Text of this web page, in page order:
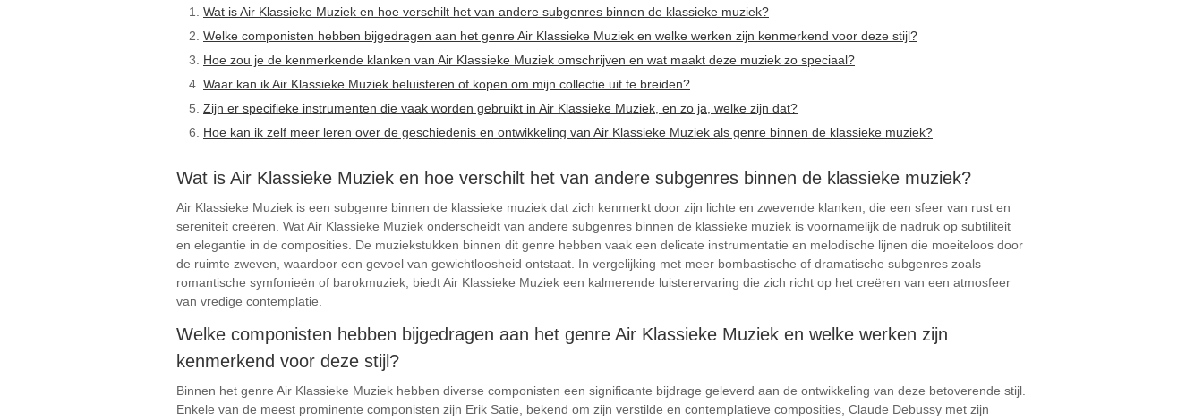
Wat is Air Klassieke Muziek en hoe verschilt het van andere subgenres binnen de klassieke muziek?
Welke componisten hebben bijgedragen aan het genre Air Klassieke Muziek en welke werken zijn kenmerkend voor deze stijl?
Hoe zou je de kenmerkende klanken van Air Klassieke Muziek omschrijven en wat maakt deze muziek zo speciaal?
Waar kan ik Air Klassieke Muziek beluisteren of kopen om mijn collectie uit te breiden?
Zijn er specifieke instrumenten die vaak worden gebruikt in Air Klassieke Muziek, en zo ja, welke zijn dat?
Hoe kan ik zelf meer leren over de geschiedenis en ontwikkeling van Air Klassieke Muziek als genre binnen de klassieke muziek?
Wat is Air Klassieke Muziek en hoe verschilt het van andere subgenres binnen de klassieke muziek?
Air Klassieke Muziek is een subgenre binnen de klassieke muziek dat zich kenmerkt door zijn lichte en zwevende klanken, die een sfeer van rust en
sereniteit creëren. Wat Air Klassieke Muziek onderscheidt van andere subgenres binnen de klassieke muziek is voornamelijk de nadruk op subtiliteit
en elegantie in de composities. De muziekstukken binnen dit genre hebben vaak een delicate instrumentatie en melodische lijnen die moeiteloos door
de ruimte zweven, waardoor een gevoel van gewichtloosheid ontstaat. In vergelijking met meer bombastische of dramatische subgenres zoals
romantische symfonieën of barokmuziek, biedt Air Klassieke Muziek een kalmerende luisterervaring die zich richt op het creëren van een atmosfeer
van vredige contemplatie.
Welke componisten hebben bijgedragen aan het genre Air Klassieke Muziek en welke werken zijn
kenmerkend voor deze stijl?
Binnen het genre Air Klassieke Muziek hebben diverse componisten een significante bijdrage geleverd aan de ontwikkeling van deze betoverende stijl.
Enkele van de meest prominente componisten zijn Erik Satie, bekend om zijn verstilde en contemplatieve composities, Claude Debussy met zijn